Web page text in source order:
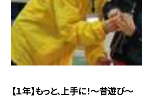
【１年】もっと、上手に！〜昔遊び〜